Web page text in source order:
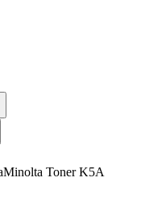
Toner K5A